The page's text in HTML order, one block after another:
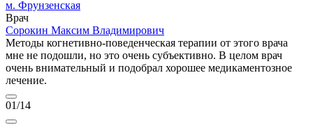
м. Фрунзенская
Врач
Сорокин Максим Владимирович
Методы когнетивно-поведенческая терапии от этого врача
мне не подошли, но это очень субъективно. В целом врач
очень внимательный и подобрал хорошее медикаментозное
лечение.
01/14